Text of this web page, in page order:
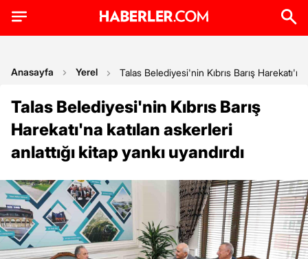
Anasayfa Yerel Talas Belediyesi'nin Kıbrıs Barış
Talas Belediyesi'nin Kıbrıs Barış
Harekatı'na katılan askerleri
anlattığı kitap yankı uyandırdı